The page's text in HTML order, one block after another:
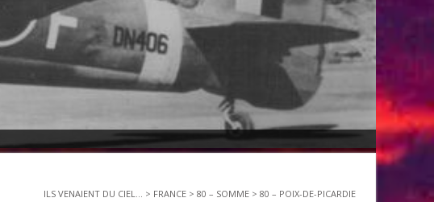
ILS VENAIENT DU CIEL... > FRANCE > 80 – SOMME > 80 – POIX-DE-PICARDIE